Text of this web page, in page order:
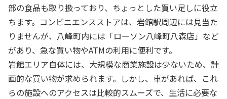
部の食品も取り扱っており、ちょっとした買い足しに役立
ちます。コンビニエンスストアは、岩館駅周辺には見当た
りませんが、八峰町内には「ローソン八峰町八森店」など
があり、急な買い物やATMの利用に便利です。
岩館エリア自体には、大規模な商業施設は少ないため、計
画的な買い物が求められます。しかし、車があれば、これ
らの施設へのアクセスは比較的スムーズで、生活に必要な